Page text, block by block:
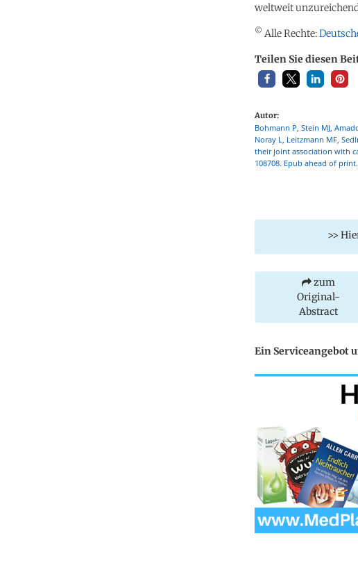
weltweit
© Alle Rechte:
Teilen Sie diesen
Autor:
Bohmann P, Stein MJ,
Noray L, Leitzmann MF,
their joint association with
108708. Epub ahead of
>>
zum
Original-
Abstract
Ein Serviceangebot